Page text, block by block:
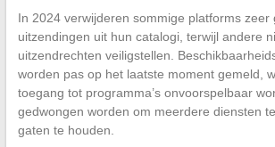
In 2024 verwijderen sommige platforms zeer
uitzendingen uit hun catalogi, terwijl andere
uitzendrechten veiligstellen.
worden pas op het laatste moment gemeld,
toegang tot programma’s onvoorspelbaar
gedwongen worden om meerdere diensten
gaten te houden.